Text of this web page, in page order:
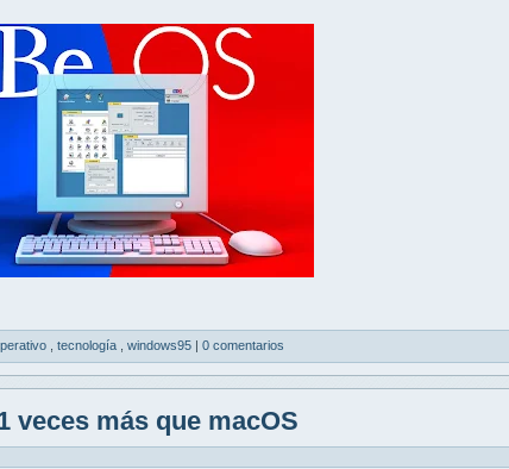
tecnología windows95 | 0 comentarios
veces más que macOS